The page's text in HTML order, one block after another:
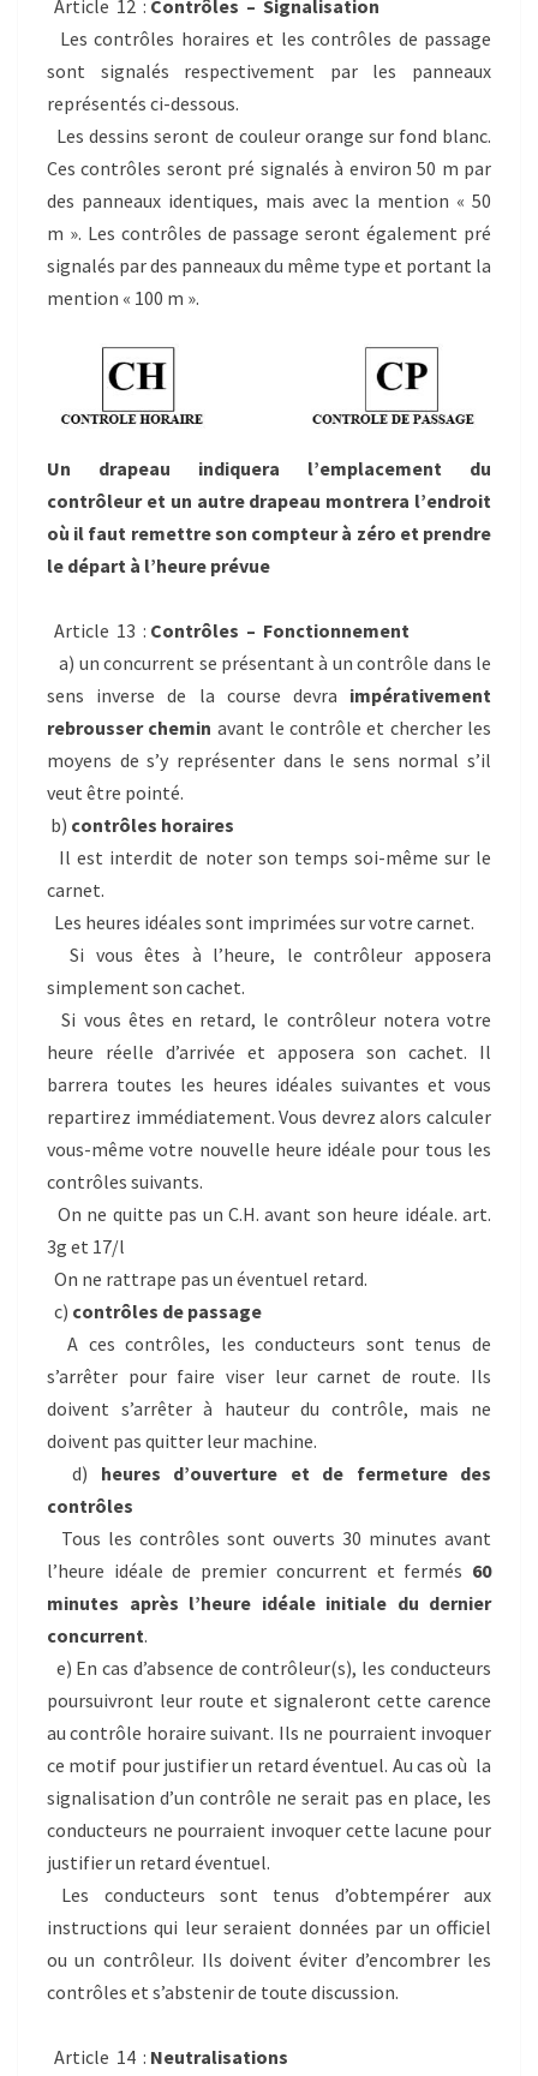
Article 12 : Contrôles – Signalisation
Les contrôles horaires et les contrôles de passage
sont signalés respectivement par les panneaux
représentés ci-dessous.
Les dessins seront de couleur orange sur fond blanc.
Ces contrôles seront pré signalés à environ 50 m par
des panneaux identiques, mais avec la mention « 50
m ». Les contrôles de passage seront également pré
signalés par des panneaux du même type et portant la
mention « 100 m ».
Un drapeau indiquera l’emplacement du
contrôleur et un autre drapeau montrera l’endroit
où il faut remettre son compteur à zéro et prendre
le départ à l’heure prévue
Article 13 : Contrôles – Fonctionnement
a) un concurrent se présentant à un contrôle dans le
sens inverse de la course devra impérativement
rebrousser chemin avant le contrôle et chercher les
moyens de s’y représenter dans le sens normal s’il
veut être pointé.
b) contrôles horaires
Il est interdit de noter son temps soi-même sur le
carnet.
Les heures idéales sont imprimées sur votre carnet.
Si vous êtes à l’heure, le contrôleur apposera
simplement son cachet.
Si vous êtes en retard, le contrôleur notera votre
heure réelle d’arrivée et apposera son cachet. Il
barrera toutes les heures idéales suivantes et vous
repartirez immédiatement. Vous devrez alors calculer
vous-même votre nouvelle heure idéale pour tous les
contrôles suivants.
On ne quitte pas un C.H. avant son heure idéale. art.
3g et 17/l
On ne rattrape pas un éventuel retard.
c) contrôles de passage
A ces contrôles, les conducteurs sont tenus de
s’arrêter pour faire viser leur carnet de route. Ils
doivent s’arrêter à hauteur du contrôle, mais ne
doivent pas quitter leur machine.
d) heures d’ouverture et de fermeture des
contrôles
Tous les contrôles sont ouverts 30 minutes avant
l’heure idéale de premier concurrent et fermés 60
minutes après l’heure idéale initiale du dernier
concurrent.
e) En cas d’absence de contrôleur(s), les conducteurs
poursuivront leur route et signaleront cette carence
au contrôle horaire suivant. Ils ne pourraient invoquer
ce motif pour justifier un retard éventuel. Au cas où la
signalisation d’un contrôle ne serait pas en place, les
conducteurs ne pourraient invoquer cette lacune pour
justifier un retard éventuel.
Les conducteurs sont tenus d’obtempérer aux
instructions qui leur seraient données par un officiel
ou un contrôleur. Ils doivent éviter d’encombrer les
contrôles et s’abstenir de toute discussion.
Article 14 : Neutralisations